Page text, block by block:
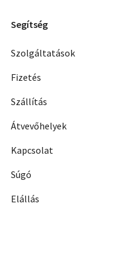
Segítség
Szolgáltatások
Fizetés
Szállítás
Átvevőhelyek
Kapcsolat
Súgó
Elállás